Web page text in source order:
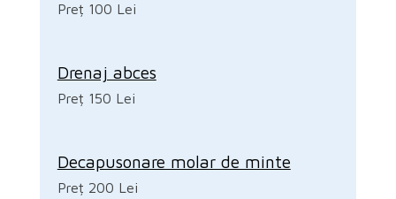
Preț 100 Lei
Drenaj abces
Preț 150 Lei
Decapusonare molar de minte
Preț 200 Lei